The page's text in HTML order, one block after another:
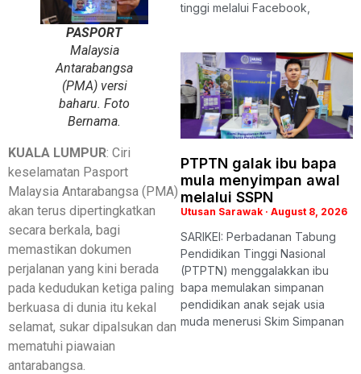
PASPORT
Malaysia
Antarabangsa
(PMA) versi
baharu. Foto
Bernama.
KUALA LUMPUR: Ciri
keselamatan Pasport
Malaysia Antarabangsa (PMA)
akan terus dipertingkatkan
secara berkala, bagi
memastikan dokumen
perjalanan yang kini berada
pada kedudukan ketiga paling
berkuasa di dunia itu kekal
selamat, sukar dipalsukan dan
mematuhi piawaian
antarabangsa.
tinggi melalui Facebook,
PTPTN galak ibu bapa
mula menyimpan awal
melalui SSPN
Utusan Sarawak August 8, 2026
SARIKEI: Perbadanan Tabung
Pendidikan Tinggi Nasional
(PTPTN) menggalakkan ibu
bapa memulakan simpanan
pendidikan anak sejak usia
muda menerusi Skim Simpanan